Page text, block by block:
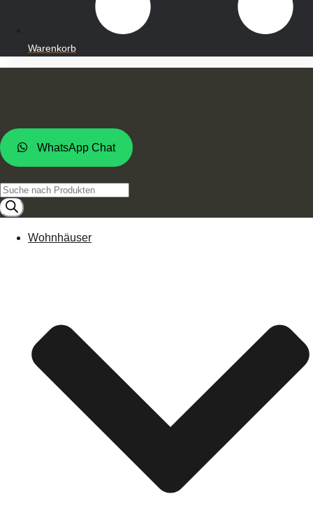
Warenkorb
WhatsApp Chat
Products
search
Wohnhäuser